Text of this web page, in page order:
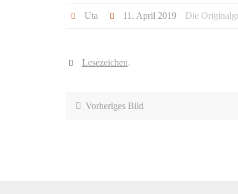
Uta 11. April 2019 Die
Lesezeichen.
Vorheriges Bild